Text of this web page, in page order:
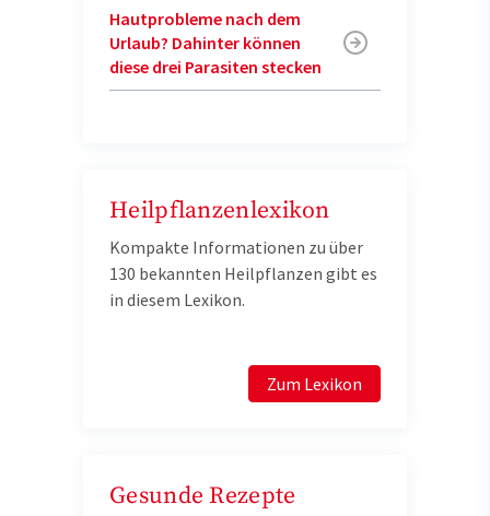
Hautprobleme nach dem
Urlaub? Dahinter können
diese drei Parasiten stecken
Heilpflanzenlexikon
Kompakte Informationen zu über
130 bekannten Heilpflanzen gibt es
in diesem Lexikon.
Zum Lexikon
Gesunde Rezepte